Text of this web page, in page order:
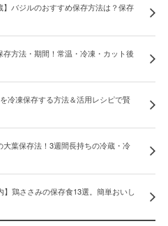
】バジルのおすすめ保存方法は？保存
存方法・期間！常温・冷凍・カット後
冷凍保存する方法＆活用レシピで賢
大葉保存法！3週間長持ちの冷蔵・冷
】鶏ささみの保存食13選。簡単おいし